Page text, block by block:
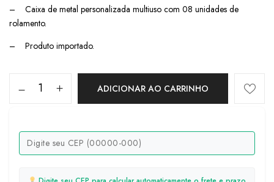
– Caixa de metal personalizada multiuso com 08 unidades de
rolamento.
– Produto importado.
ADICIONAR AO CARRINHO